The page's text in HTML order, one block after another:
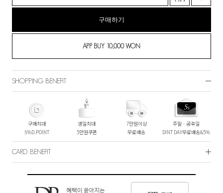
구매하기
SHOPPING BENEFIT
구매최대
5%D.POINT
생일최대
5만원쿠폰
7만원이상
무료배송
주말ㆍ공휴일
DINT DAY무료배송&5%
CARD BENEFIT